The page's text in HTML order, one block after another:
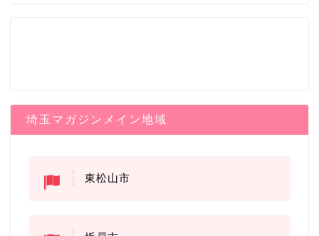
埼玉マガジンメイン地域
東松山市